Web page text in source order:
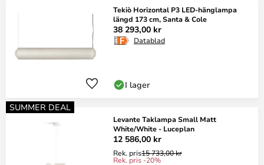
Tekiò Horizontal P3 LED-hänglampa
längd 173 cm, Santa & Cole
38 293,00 kr
Datablad
I lager
SUMMER DEAL
Levante Taklampa Small Matt
White/White - Luceplan
12 586,00 kr
Rek. pris15 733,00 kr
Rek. pris -20%